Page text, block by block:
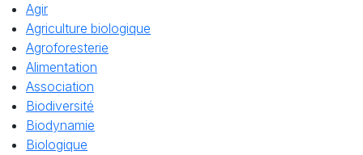
Agir
Agriculture biologique
Agroforesterie
Alimentation
Association
Biodiversité
Biodynamie
Biologique